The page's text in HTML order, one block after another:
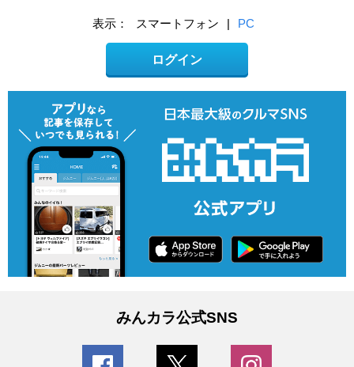
表示： スマートフォン | PC
ログイン
みんカラ公式SNS